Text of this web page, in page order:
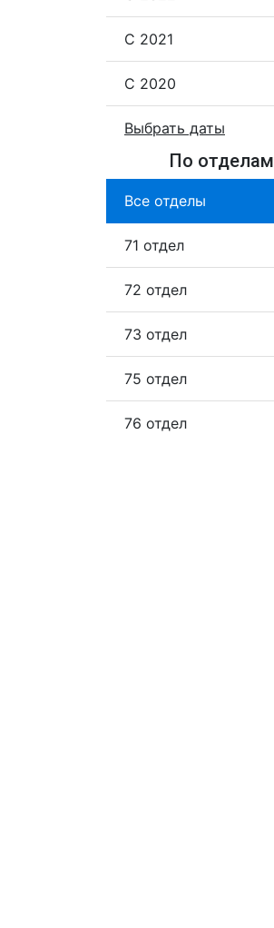
С 2021
С 2020
Выбрать даты
По отделам
Все отделы
71 отдел
72 отдел
73 отдел
75 отдел
76 отдел